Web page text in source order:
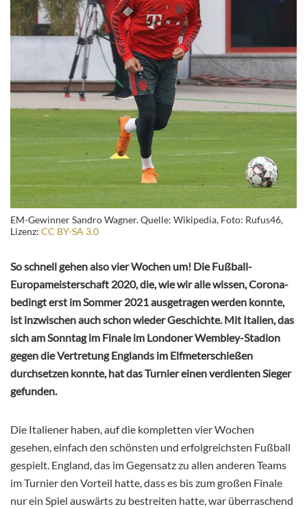
EM-Gewinner Sandro Wagner. Quelle: Wikipedia, Foto: Rufus46,
Lizenz: CC BY-SA 3.0
So schnell gehen also vier Wochen um! Die Fußball-
Europameisterschaft 2020, die, wie wir alle wissen, Corona-
bedingt erst im Sommer 2021 ausgetragen werden konnte,
ist inzwischen auch schon wieder Geschichte. Mit Italien, das
sich am Sonntag im Finale im Londoner Wembley-Stadion
gegen die Vertretung Englands im Elfmeterschießen
durchsetzen konnte, hat das Turnier einen verdienten Sieger
gefunden.
Die Italiener haben, auf die kompletten vier Wochen
gesehen, einfach den schönsten und erfolgreichsten Fußball
gespielt. England, das im Gegensatz zu allen anderen Teams
im Turnier den Vorteil hatte, dass es bis zum großen Finale
nur ein Spiel auswärts zu bestreiten hatte, war überraschend